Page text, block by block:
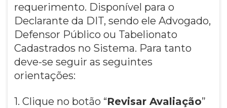
requerimento. Disponível para o
Declarante da DIT, sendo ele Advogado,
Defensor Público ou Tabelionato
Cadastrados no Sistema. Para tanto
deve-se seguir as seguintes
orientações:
1. Clique no botão “Revisar Avaliação”